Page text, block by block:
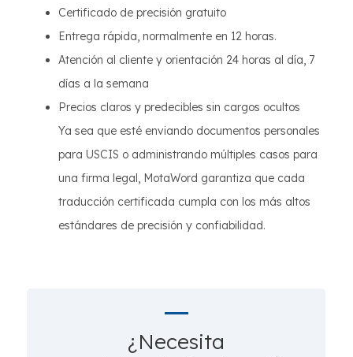
Certificado de precisión gratuito
Entrega rápida, normalmente en 12 horas.
Atención al cliente y orientación 24 horas al día, 7
días a la semana
Precios claros y predecibles sin cargos ocultos
Ya sea que esté enviando documentos personales
para USCIS o administrando múltiples casos para
una firma legal, MotaWord garantiza que cada
traducción certificada cumpla con los más altos
estándares de precisión y confiabilidad.
¿Necesita